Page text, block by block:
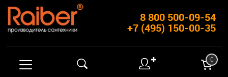
8 800 500-09-54
+7 (495) 150-00-35
✚ 0